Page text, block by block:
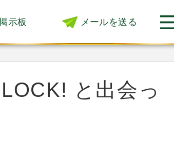
示板 メールを送る
と出会っ